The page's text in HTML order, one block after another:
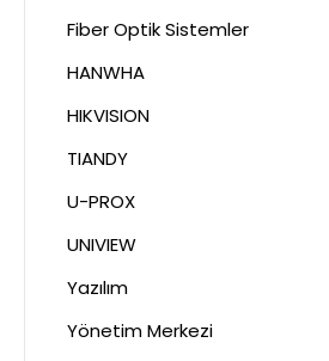
Fiber Optik Sistemler
HANWHA
HIKVISION
TIANDY
U-PROX
UNIVIEW
Yazılım
Yönetim Merkezi